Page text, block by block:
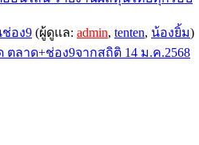
อง9 (ผู้ดูแล: admin, tenten, น้องยิ้ม)
ลาด+ช่อง9จากสถิติ 14 ม.ค.2568